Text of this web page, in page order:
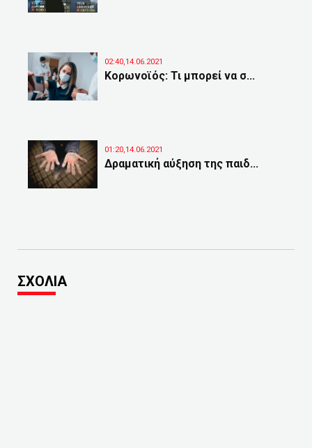
02:40,14.06.2021
Κορωνοϊός: Τι μπορεί να σ...
01:20,14.06.2021
Δραματική αύξηση της παιδ...
ΣΧΟΛΙΑ